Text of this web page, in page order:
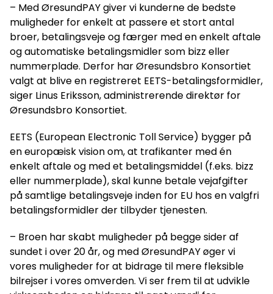
– Med ØresundPAY giver vi kunderne de bedste
muligheder for enkelt at passere et stort antal
broer, betalingsveje og færger med en enkelt aftale
og automatiske betalingsmidler som bizz eller
nummerplade. Derfor har Øresundsbro Konsortiet
valgt at blive en registreret EETS-betalingsformidler,
siger Linus Eriksson, administrerende direktør for
Øresundsbro Konsortiet.
EETS (European Electronic Toll Service) bygger på
en europæisk vision om, at trafikanter med én
enkelt aftale og med et betalingsmiddel (f.eks. bizz
eller nummerplade), skal kunne betale vejafgifter
på samtlige betalingsveje inden for EU hos en valgfri
betalingsformidler der tilbyder tjenesten.
– Broen har skabt muligheder på begge sider af
sundet i over 20 år, og med ØresundPAY øger vi
vores muligheder for at bidrage til mere fleksible
bilrejser i vores omverden. Vi ser frem til at udvikle